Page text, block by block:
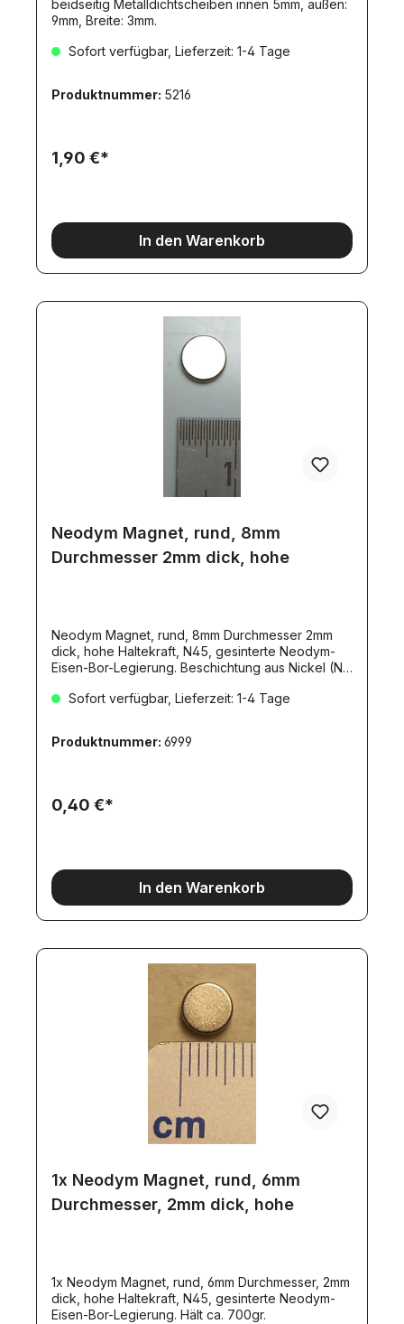
beidseitig Metalldichtscheiben innen 5mm, außen:
9mm, Breite: 3mm.
Sofort verfügbar, Lieferzeit: 1-4 Tage
Produktnummer: 5216
1,90 €*
In den Warenkorb
Neodym Magnet, rund, 8mm
Durchmesser 2mm dick, hohe
Neodym Magnet, rund, 8mm Durchmesser 2mm
dick, hohe Haltekraft, N45, gesinterte Neodym-
Eisen-Bor-Legierung. Beschichtung aus Nickel (Ni-
Sofort verfügbar, Lieferzeit: 1-4 Tage
Produktnummer: 6999
0,40 €*
In den Warenkorb
1x Neodym Magnet, rund, 6mm
Durchmesser, 2mm dick, hohe
1x Neodym Magnet, rund, 6mm Durchmesser, 2mm
dick, hohe Haltekraft, N45, gesinterte Neodym-
Eisen-Bor-Legierung. Hält ca. 700gr.